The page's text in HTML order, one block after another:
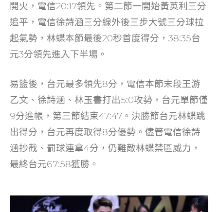
開火，電信20:17領先。第二節一開始黃英利三分
追平，電信徐詩涵三分線外後三步大號三分球拉
起氣勢，林蝶本節最後20秒首度得分，38:35台
元3分領先進入下半場。
易籃後，台元最多領先8分，電信本節末段王游
乙文、徐詩涵、林玉書打出5:0攻勢，台元單節僅
9分進帳，第三節結束47:47。決勝節台元林蝶跳
出得分，台元再度取得8分優勢。儘管電信徐詩
涵抄截、罰球連拿4分，仍難敵林蝶禁區威力，
最終台元67:58獲勝。